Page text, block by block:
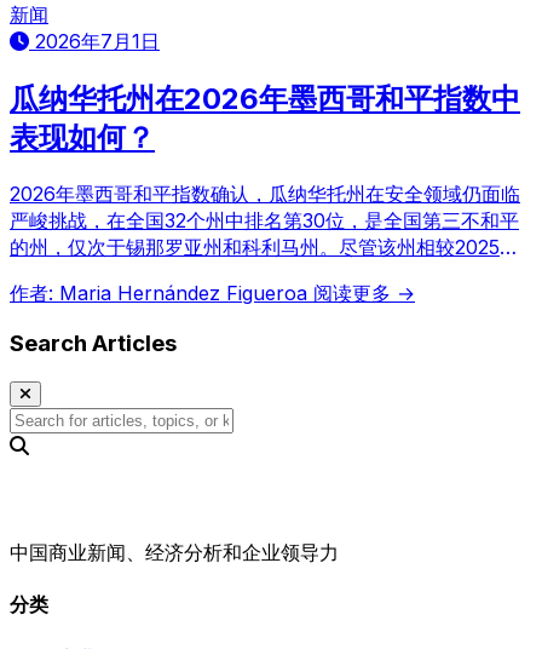
新闻
2026年7月1日
瓜纳华托州在2026年墨西哥和平指数中
表现如何？
2026年墨西哥和平指数确认，瓜纳华托州在安全领域仍面临
严峻挑战，在全国32个州中排名第30位，是全国第三不和平
的州，仅次于锡那罗亚州和科利马州。尽管该州相较2025年
其列为全国关注的焦点。
作者: Maria Hernández Figueroa 阅读更多 →
Search Articles
中国商业新闻、经济分析和企业领导力
分类